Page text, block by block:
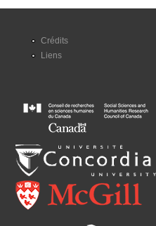
Crédits
Liens